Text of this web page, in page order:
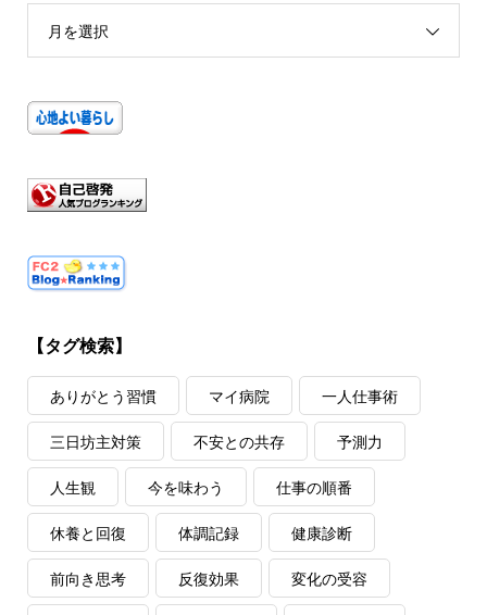
月を選択
【タグ検索】
ありがとう習慣 マイ病院 一人仕事術
三日坊主対策 不安との共存 予測力
人生観 今を味わう 仕事の順番
休養と回復 体調記録 健康診断
前向き思考 反復効果 変化の受容